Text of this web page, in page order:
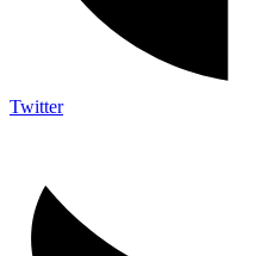
Twitter